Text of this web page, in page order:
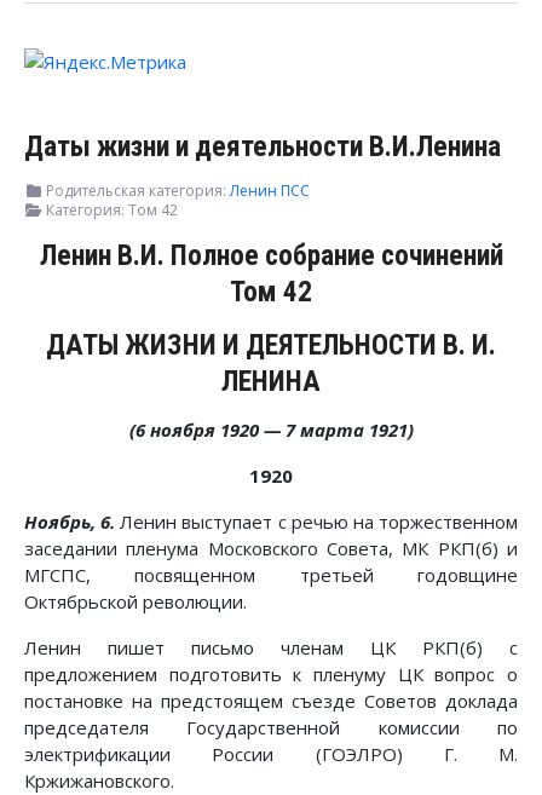
Даты жизни и деятельности В.И.Ленина
Родительская категория:Ленин ПСС
Категория: Том 42
Ленин В.И. Полное собрание сочинений
Том 42
ДАТЫ ЖИЗНИ И ДЕЯТЕЛЬНОСТИ В. И.
ЛЕНИНА
(6 ноября 1920 — 7 марта 1921)
1920
Ноябрь, 6. Ленин выступает с речью на торжественном
заседании пленума Московского Совета, МК РКП(б) и
МГСПС, посвященном третьей годовщине
Октябрьской революции.
Ленин пишет письмо членам ЦК РКП(б) с
предложением подготовить к пленуму ЦК вопрос о
постановке на предстоящем съезде Советов доклада
председателя Государственной комиссии по
электрификации России (ГОЭЛРО) Г. М.
Кржижановского.